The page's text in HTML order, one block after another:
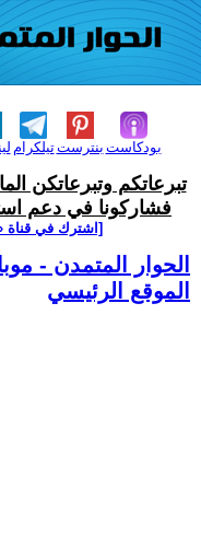
تيلكرامبنترست بودكاست
تبرعاتكم وتبرعاتكن
فشاركونا في دعم
[اشترك في قناة
الحوار المتمدن -
الموقع الرئيسي